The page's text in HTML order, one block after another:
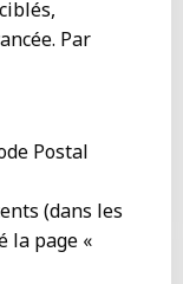
Par
Postal
(dans les
la page «